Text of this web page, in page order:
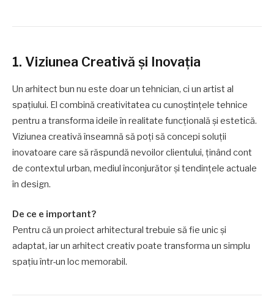
1. Viziunea Creativă și Inovația
Un arhitect bun nu este doar un tehnician, ci un artist al
spațiului. El combină creativitatea cu cunoștințele tehnice
pentru a transforma ideile în realitate funcțională și estetică.
Viziunea creativă înseamnă să poți să concepi soluții
inovatoare care să răspundă nevoilor clientului, ținând cont
de contextul urban, mediul înconjurător și tendințele actuale
în design.
De ce e important?
Pentru că un proiect arhitectural trebuie să fie unic și
adaptat, iar un arhitect creativ poate transforma un simplu
spațiu într-un loc memorabil.